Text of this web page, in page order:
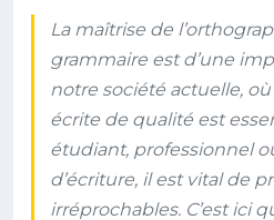
La maîtrise de
grammaire est d’une
notre société actuelle,
écrite de qualité est
étudiant, professionnel
d’écriture, il est vital de
irréprochables. C’est ici